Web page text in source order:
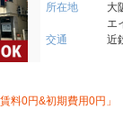
所在地
大
エ
交通
近
料0円&初期費用0円」